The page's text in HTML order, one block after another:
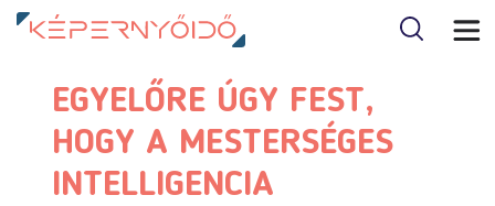
EGYELŐRE ÚGY FEST,
HOGY A MESTERSÉGES
INTELLIGENCIA